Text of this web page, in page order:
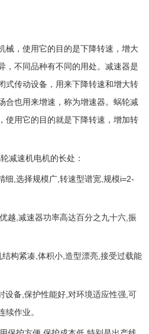
械，使用它的目的是下降转速，增大
，不同品种有不同的用处。减速器是
式传动设备，用来下降转速和增大转
合也用来增速，称为增速器。蜗轮减
使用它的目的就是下降转速，增加转
减速机电机的长处：
细,选择规模广,转速型谱宽,规模i=2-
越,减速器功率高达百分之九十六,振
构紧凑,体积小,造型漂亮,接受过载能
设备,保护性能好,对环境适应性强,可
续作业。